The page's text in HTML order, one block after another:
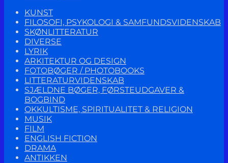
KUNST
FILOSOFI, PSYKOLOGI & SAMFUNDSVIDENSKAB
SKØNLITTERATUR
DIVERSE
LYRIK
ARKITEKTUR OG DESIGN
FOTOBØGER / PHOTOBOOKS
LITTERATURVIDENSKAB
SJÆLDNE BØGER, FØRSTEUDGAVER &
BOGBIND
OKKULTISME, SPIRITUALITET & RELIGION
MUSIK
FILM
ENGLISH FICTION
DRAMA
ANTIKKEN